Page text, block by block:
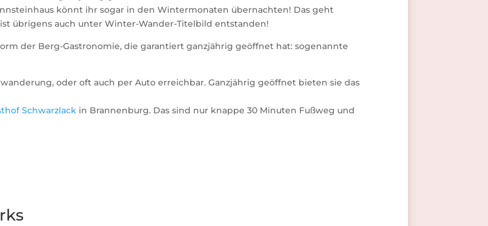
könnt ihr sogar in den Wintermonaten übernachten! Das geht
übrigens auch unter Winter-Wander-Titelbild entstanden!
der Berg-Gastronomie, die garantiert ganzjährig geöffnet hat: sogenannte
oder oft auch per Auto erreichbar. Ganzjährig geöffnet bieten sie das
Schwarzlack in Brannenburg. Das sind nur knappe 30 Minuten Fußweg und